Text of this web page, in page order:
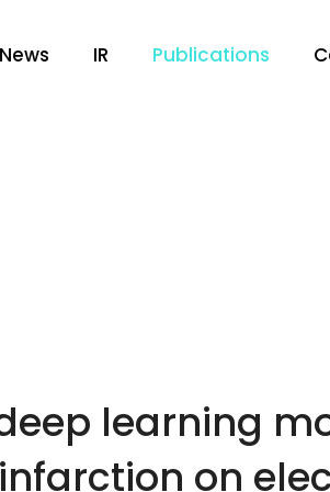
News IR Publications
learning
on